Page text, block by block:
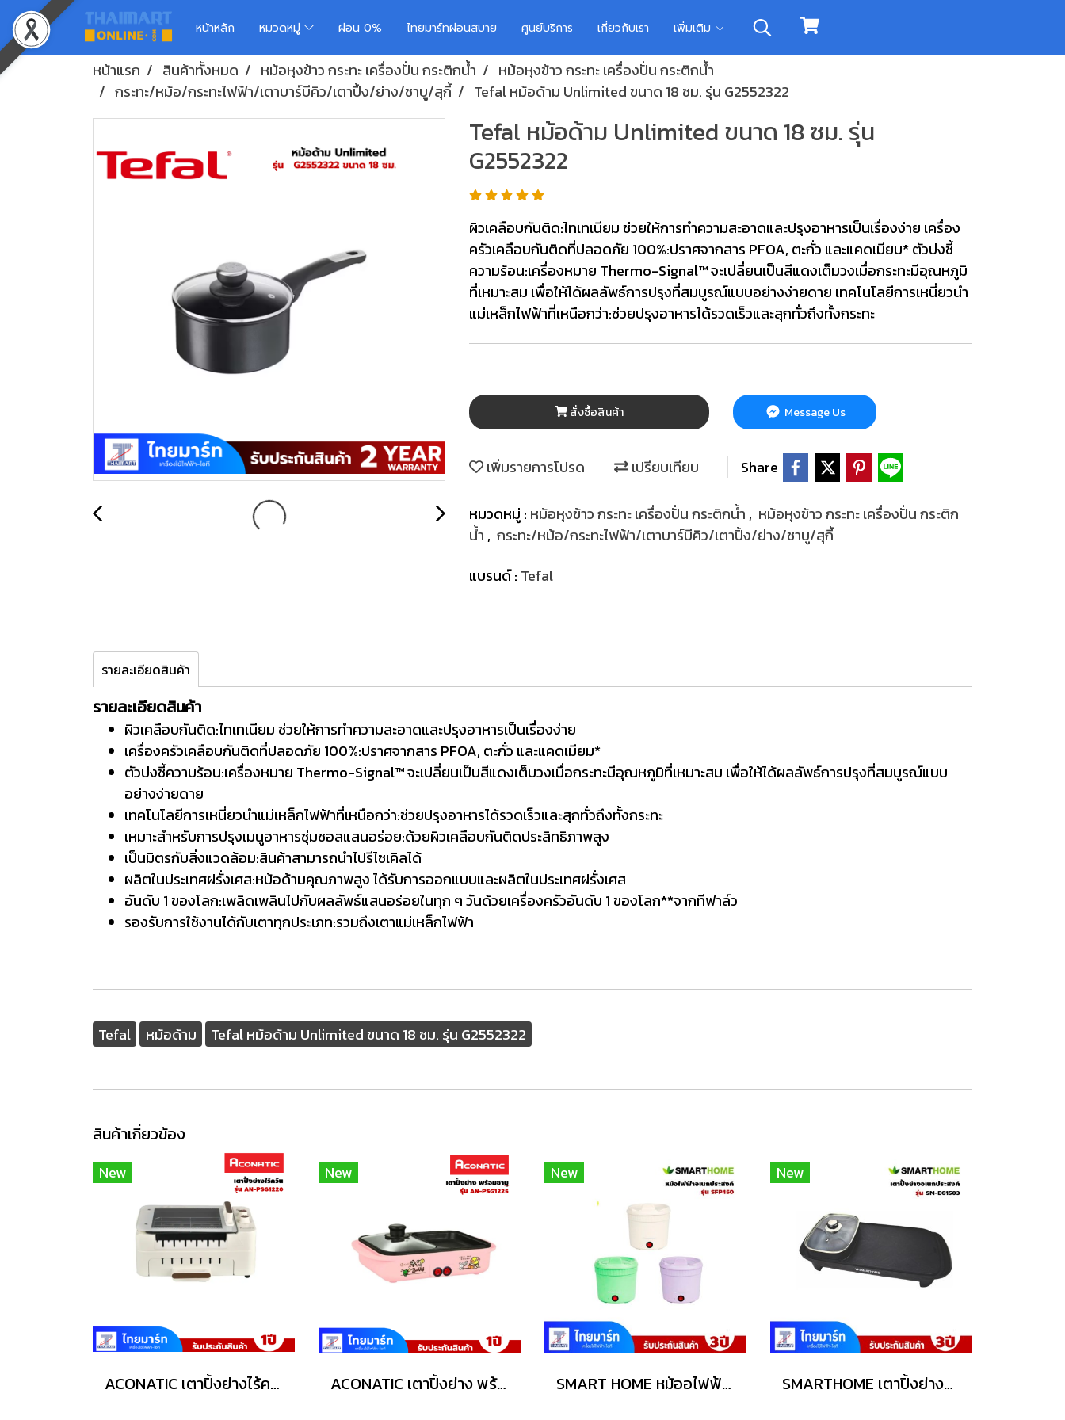
หน้าหลัก หมวดหมู่ ผ่อน 0% ไทยมาร์ทผ่อนสบาย ศูนย์บริการ เกี่ยวกับเรา เพิ่มเติม
หน้าแรก สินค้าทั้งหมด หม้อหุงข้าว กระทะ เครื่องปั่น กระติกน้ำ
หม้อหุงข้าว กระทะ เครื่องปั่น กระติกน้ำ
กระทะ/หม้อ/กระทะไฟฟ้า/เตาบาร์บีคิว/เตาปิ้ง/ย่าง/ชาบู/สุกี้
Tefal หม้อด้าม Unlimited ขนาด 18 ซม. รุ่น G2552322
Tefal หม้อด้าม Unlimited ขนาด 18 ซม. รุ่น
G2552322
ผิวเคลือบกันติด:ไทเทเนียม ช่วยให้การทำความสะอาดและปรุงอาหารเป็นเรื่องง่าย เครื่อง
ครัวเคลือบกันติดที่ปลอดภัย 100%:ปราศจากสาร PFOA, ตะกั่ว และแคดเมียม* ตัวบ่งชี้
ความร้อน:เครื่องหมาย Thermo-Signal™ จะเปลี่ยนเป็นสีแดงเต็มวงเมื่อกระทะมีอุณหภูมิ
ที่เหมาะสม เพื่อให้ได้ผลลัพธ์การปรุงที่สมบูรณ์แบบอย่างง่ายดาย เทคโนโลยีการเหนี่ยวนำ
แม่เหล็กไฟฟ้าที่เหนือกว่า:ช่วยปรุงอาหารได้รวดเร็วและสุกทั่วถึงทั้งกระทะ
สั่งซื้อสินค้า Message Us
เพิ่มรายการโปรด เปรียบเทียบ Share
หมวดหมู่ : หม้อหุงข้าว กระทะ เครื่องปั่น กระติกน้ำ , หม้อหุงข้าว กระทะ เครื่องปั่น กระติก
น้ำ , กระทะ/หม้อ/กระทะไฟฟ้า/เตาบาร์บีคิว/เตาปิ้ง/ย่าง/ชาบู/สุกี้
แบรนด์ : Tefal
รายละเอียดสินค้า
รายละเอียดสินค้า
ผิวเคลือบกันติด:ไทเทเนียม ช่วยให้การทำความสะอาดและปรุงอาหารเป็นเรื่องง่าย
เครื่องครัวเคลือบกันติดที่ปลอดภัย 100%:ปราศจากสาร PFOA, ตะกั่ว และแคดเมียม*
ตัวบ่งชี้ความร้อน:เครื่องหมาย Thermo-Signal™ จะเปลี่ยนเป็นสีแดงเต็มวงเมื่อกระทะมีอุณหภูมิที่เหมาะสม เพื่อให้ได้ผลลัพธ์การปรุงที่สมบูรณ์แบบ
อย่างง่ายดาย
เทคโนโลยีการเหนี่ยวนำแม่เหล็กไฟฟ้าที่เหนือกว่า:ช่วยปรุงอาหารได้รวดเร็วและสุกทั่วถึงทั้งกระทะ
เหมาะสำหรับการปรุงเมนูอาหารชุ่มซอสแสนอร่อย:ด้วยผิวเคลือบกันติดประสิทธิภาพสูง
เป็นมิตรกับสิ่งแวดล้อม:สินค้าสามารถนำไปรีไซเคิลได้
ผลิตในประเทศฝรั่งเศส:หม้อด้ามคุณภาพสูง ได้รับการออกแบบและผลิตในประเทศฝรั่งเศส
อันดับ 1 ของโลก:เพลิดเพลินไปกับผลลัพธ์แสนอร่อยในทุก ๆ วันด้วยเครื่องครัวอันดับ 1 ของโลก**จากทีฟาล์ว
รองรับการใช้งานได้กับเตาทุกประเภท:รวมถึงเตาแม่เหล็กไฟฟ้า
Tefal หม้อด้าม Tefal หม้อด้าม Unlimited ขนาด 18 ซม. รุ่น G2552322
สินค้าเกี่ยวข้อง
New
ACONATIC เตาปิ้งย่างไร้ควัน รุ่น AN-PSG1220
New
ACONATIC เตาปิ้งย่าง พร้อมชาบู รุ่น AN-PSG1225
New
SMART HOME หม้ออไฟฟ้าเนกประสงค์ 1 ลิตร รุ่น SFP450
New
SMARTHOME เตาปิ้งย่างอเนกประสงค์พร้อมหม้อสุกี้ รุ่น SM-EG1503